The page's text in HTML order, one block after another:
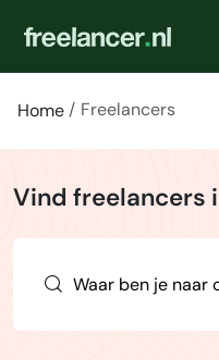
Home Freelancers
Vind freelancers